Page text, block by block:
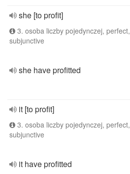
she [to profit]
3. osoba liczby pojedynczej, perfect,
subjunctive
she have profitted
it [to profit]
3. osoba liczby pojedynczej, perfect,
subjunctive
it have profitted